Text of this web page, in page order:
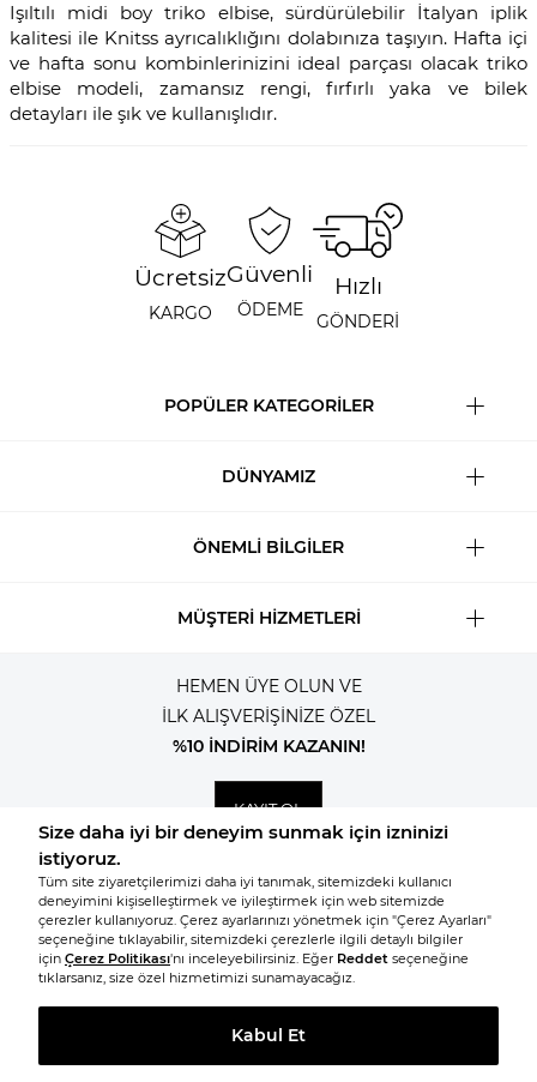
Işıltılı midi boy triko elbise, sürdürülebilir İtalyan iplik
kalitesi ile Knitss ayrıcalıklığını dolabınıza taşıyın. Hafta içi
ve hafta sonu kombinlerinizini ideal parçası olacak triko
elbise modeli, zamansız rengi, fırfırlı yaka ve bilek
detayları ile şık ve kullanışlıdır.
Ücretsiz
KARGO
Güvenli
ÖDEME
Hızlı
GÖNDERİ
POPÜLER KATEGORİLER
DÜNYAMIZ
ÖNEMLİ BİLGİLER
MÜŞTERİ HİZMETLERİ
HEMEN ÜYE OLUN VE
İLK ALIŞVERİŞİNİZE ÖZEL
%10 İNDİRİM KAZANIN!
KAYIT OL